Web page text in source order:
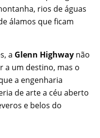
rios de águas
álamos que ficam
a Glenn Highway não
a um destino, mas o
a engenharia
de arte a céu aberto
e belos do